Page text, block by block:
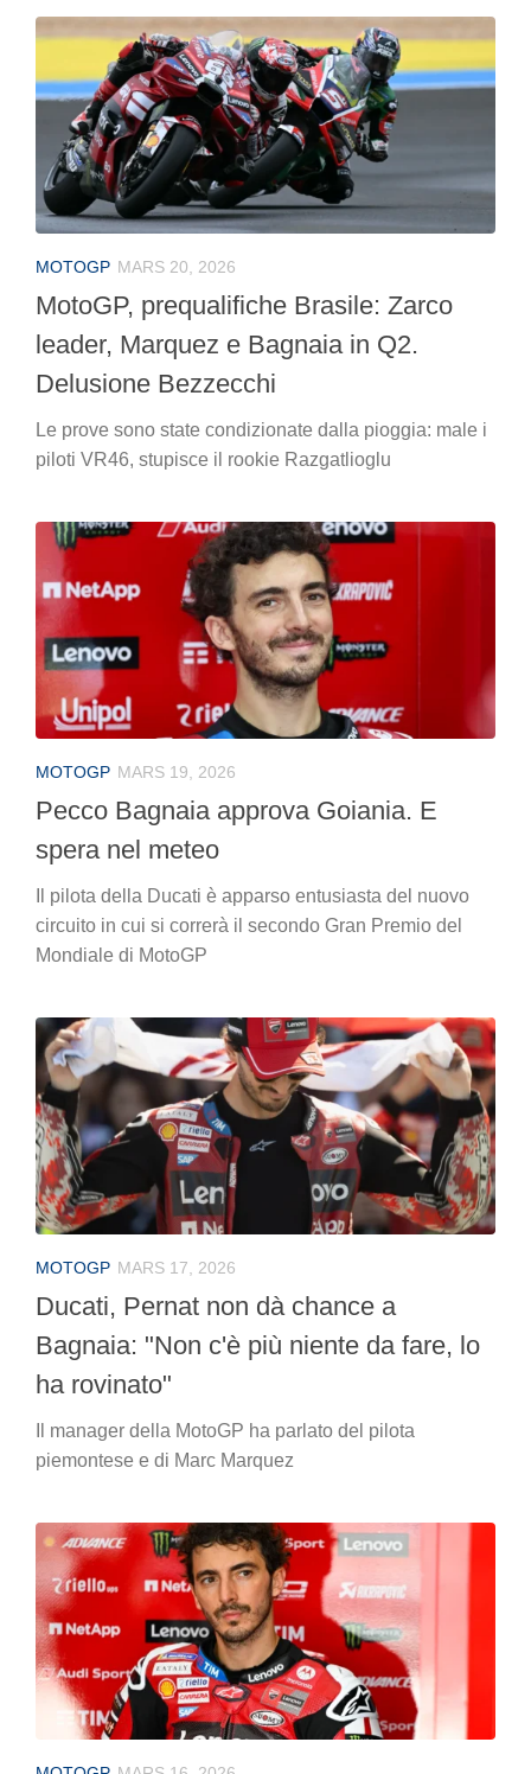
MOTOGP MARS 20, 2026
MotoGP, prequalifiche Brasile: Zarco
leader, Marquez e Bagnaia in Q2.
Delusione Bezzecchi
Le prove sono state condizionate dalla pioggia: male i
piloti VR46, stupisce il rookie Razgatlioglu
MOTOGP MARS 19, 2026
Pecco Bagnaia approva Goiania. E
spera nel meteo
Il pilota della Ducati è apparso entusiasta del nuovo
circuito in cui si correrà il secondo Gran Premio del
Mondiale di MotoGP
MOTOGP MARS 17, 2026
Ducati, Pernat non dà chance a
Bagnaia: "Non c'è più niente da fare, lo
ha rovinato"
Il manager della MotoGP ha parlato del pilota
piemontese e di Marc Marquez